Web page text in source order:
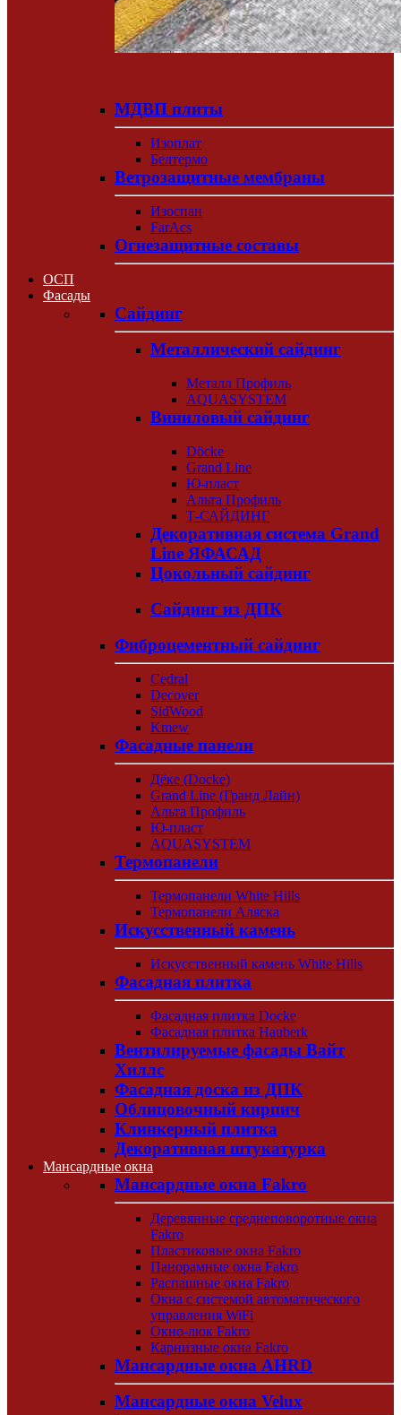
МДВП плиты
Изоплат
Белтермо
Ветрозащитные мембраны
Изоспан
FarAcs
Огнезащитные составы
ОСП
Фасады
Сайдинг
Металлический сайдинг
Металл Профиль
AQUASYSTEM
Виниловый сайдинг
Döcke
Grand Line
Ю-пласт
Альта Профиль
Т-САЙДИНГ
Декоративная система Grand
Line ЯФАСАД
Цокольный сайдинг
Сайдинг из ДПК
Фиброцементный сайдинг
Cedral
Decover
SidWood
Kmew
Фасадные панели
Дёке (Docke)
Grand Line (Гранд Лайн)
Альта Профиль
Ю-пласт
AQUASYSTEM
Термопанели
Термопанели White Hills
Термопанели Аляска
Искусственный камень
Искусственный камень White Hills
Фасадная плитка
Фасадная плитка Docke
Фасадная плитка Hauberk
Вентилируемые фасады Вайт
Хиллс
Фасадная доска из ДПК
Облицовочный кирпич
Клинкерный плитка
Декоративная штукатурка
Мансардные окна
Мансардные окна Fakro
Деревянные среднеповоротные окна
Fakro
Пластиковые окна Fakro
Панорамные окна Fakro
Распашные окна Fakro
Окна с системой автоматического
управления WiFi
Окно-люк Fakro
Карнизные окна Fakro
Мансардные окна AHRD
Мансардные окна Velux